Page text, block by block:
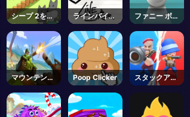
シープ 2を救
え
ラインバイカ
ー
ファニー ボー
ル
マウンテンタ
ンク
Poop Clicker
スタックアー
ミー